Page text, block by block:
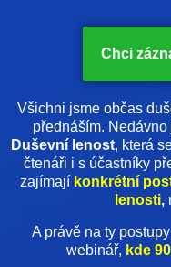
Chci
Všichni jsme občas
přednáším.
Duševní lenost, která
čtenáři i s účastníky
zajímají konkrétní
lenosti,
A právě na ty
webinář, kde